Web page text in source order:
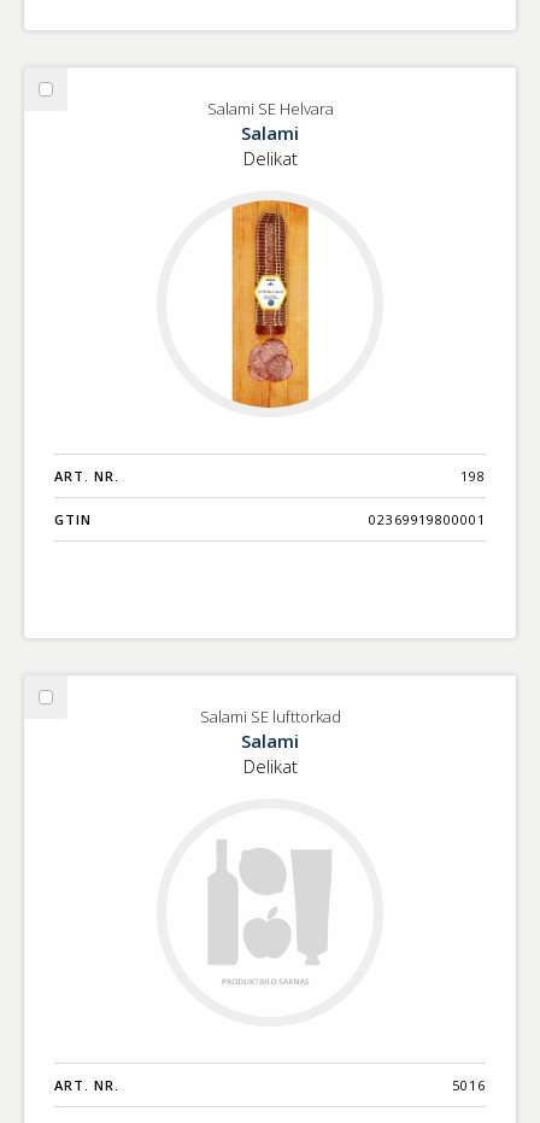
Välj
Salami SE Helvara
Salami
Delikat
ART. NR. 198
GTIN 02369919800001
Välj
Salami SE lufttorkad
Salami
Delikat
ART. NR. 5016